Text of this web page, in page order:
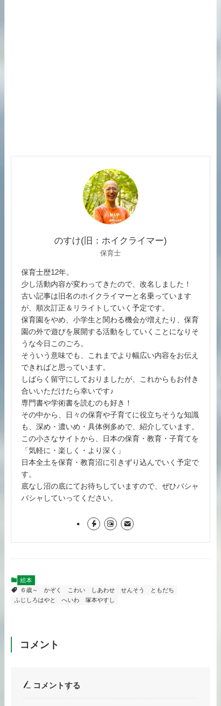
のすけ(旧：ホイクライマー)
保育士
保育士歴12年。
少し活動内容が変わってきたので、改名しました！
古い記事は旧名のホイクライマーと名乗っています
が、順次訂正＆リライトしていく予定です。
保育園をやめ、小学生と関わる機会が増えたり、保育
園の外で遊びを展開する活動をしていくことになりそ
うな今日このごろ。
そういう意味でも、これまでより幅広い内容をお伝え
できればと思っています。
しばらく留守にしておりましたが、これからもお付き
合いいただけたら幸いです♪
専門書や学術書を読むのも好き！
その中から、日々の保育や子育てに役立ちそうな知識
も、深め・濃いめ・具体例多めで、紹介しています。
この小さなサイトから、日本の保育・教育・子育てを
「気軽に・楽しく・より深く」
日本全土を保育・教育沼に引きずり込んでいく予定で
す。
底なし沼の底にてお待ちしていますので、ぜひバシャ
バシャしていってください。
絵本
６歳～
かぞく こわい しあわせ せんそう
ともだち
ふじしろはやと
へいわ 塚本やすし
コメント
コメントする